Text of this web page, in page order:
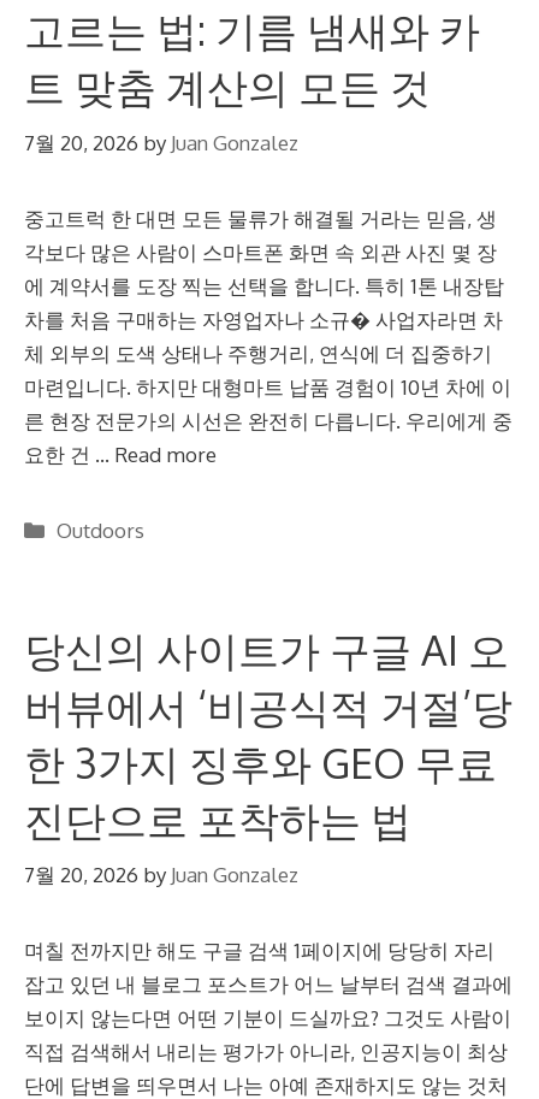
고르는 법: 기름 냄새와 카
트 맞춤 계산의 모든 것
7월 20, 2026 by Juan Gonzalez
중고트럭 한 대면 모든 물류가 해결될 거라는 믿음, 생
각보다 많은 사람이 스마트폰 화면 속 외관 사진 몇 장
에 계약서를 도장 찍는 선택을 합니다. 특히 1톤 내장탑
차를 처음 구매하는 자영업자나 소규� 사업자라면 차
체 외부의 도색 상태나 주행거리, 연식에 더 집중하기
마련입니다. 하지만 대형마트 납품 경험이 10년 차에 이
른 현장 전문가의 시선은 완전히 다릅니다. 우리에게 중
요한 건 … Read more
Categories
Outdoors
당신의 사이트가 구글 AI 오
버뷰에서 ‘비공식적 거절’당
한 3가지 징후와 GEO 무료
진단으로 포착하는 법
7월 20, 2026 by Juan Gonzalez
며칠 전까지만 해도 구글 검색 1페이지에 당당히 자리
잡고 있던 내 블로그 포스트가 어느 날부터 검색 결과에
보이지 않는다면 어떤 기분이 드실까요? 그것도 사람이
직접 검색해서 내리는 평가가 아니라, 인공지능이 최상
단에 답변을 띄우면서 나는 아예 존재하지도 않는 것처